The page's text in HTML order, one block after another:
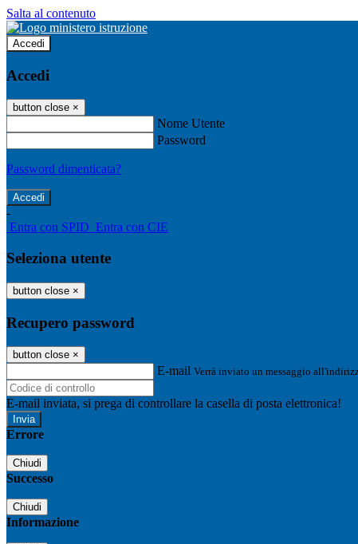
Salta al contenuto
Accedi
Accedi
button close ×
Nome Utente
Password
Password dimenticata?
-
Entra con SPID Entra con CIE
Seleziona utente
button close ×
Recupero password
button close ×
E-mail Verrà inviato un messaggio
E-mail inviata, si prega di controllare la casella di posta elettronica!
Errore
Chiudi
Successo
Chiudi
Informazione